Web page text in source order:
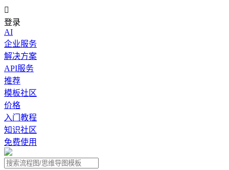

登录
AI
企业服务
解决方案
API服务
推荐
模板社区
价格
入门教程
知识社区
免费使用